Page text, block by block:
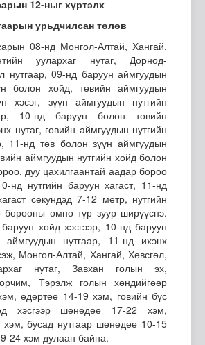
12-ныг хүртэлх
урьдчилсан төлөв
08-нд Монгол-Алтай, Хангай,
уулархаг нутаг, Дорнод-
нутгаар, 09-нд баруун аймгуудын
болон хойд, төвийн аймгуудын
хэсэг, зүүн аймгуудын нутгийн
10-нд баруун болон төвийн
нутаг, говийн аймгуудын нутгийн
11-нд төв болон зүүн аймгуудын
аймгуудын нутгийн хойд болон
дуу цахилгаантай аадар бороо
нд нутгийн баруун хагаст, 11-нд
секундэд 7-12 метр, нутгийн
борооны өмнө түр зуур ширүүснэ.
хойд хэсгээр, 10-нд баруун
нутгаар, 11-нд ихэнх
Монгол-Алтай, Хангай, Хөвсгөл,
нутаг, Завхан голын эх,
Тэрэлж голын хөндийгөөр
өдөртөө 14-19 хэм, говийн бүс
хэсгээр шөнөдөө 17-22 хэм,
бусад нутгаар шөнөдөө 10-15
24 хэм дулаан байна.